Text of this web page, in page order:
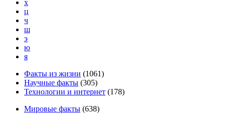
х
ц
ч
ш
э
ю
я
Факты из жизни (1061)
Научные факты (305)
Технологии и интернет (178)
Мировые факты (638)